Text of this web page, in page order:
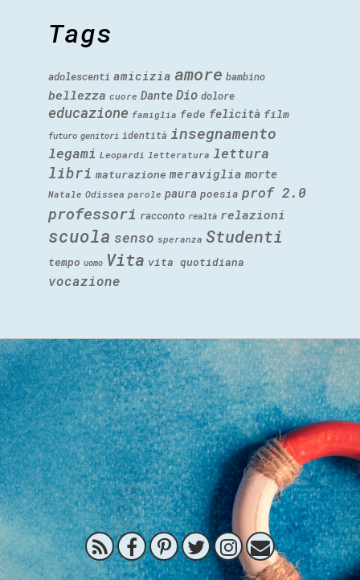
Tags
adolescenti amicizia amore bambino
bellezza cuore Dante Dio dolore
educazione famiglia fede felicità film
futuro genitori identità insegnamento
legami Leopardi letteratura lettura
libri maturazione meraviglia morte
Natale Odissea parole paura poesia prof 2.0
professori racconto realtà relazioni
scuola senso speranza Studenti
tempo uomo Vita vita quotidiana
vocazione